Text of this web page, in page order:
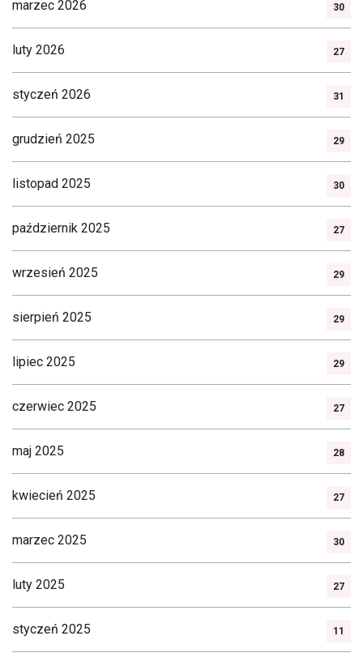
marzec 2026 30
luty 2026 27
styczeń 2026 31
grudzień 2025 29
listopad 2025 30
październik 2025 27
wrzesień 2025 29
sierpień 2025 29
lipiec 2025 29
czerwiec 2025 27
maj 2025 28
kwiecień 2025 27
marzec 2025 30
luty 2025 27
styczeń 2025 11